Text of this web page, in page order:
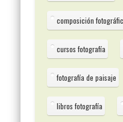
composición
cursos fotografía
fotografía de paisaje
libros fotografía